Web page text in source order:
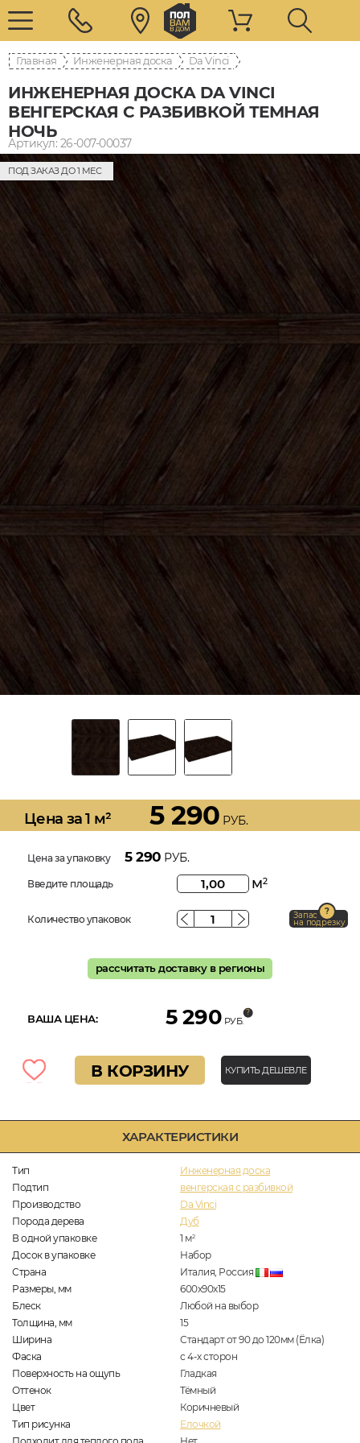
Главная Инженерная доска Da Vinci
ИНЖЕНЕРНАЯ ДОСКА DA VINCI
ВЕНГЕРСКАЯ С РАЗБИВКОЙ ТЕМНАЯ
НОЧЬ
Артикул: 26-007-00037
ХАРАКТЕРИСТИКИ
Тип
Инженерная доска
Подтип
венгерская с разбивкой
Производство
Da Vinci
Порода дерева
Дуб
В одной упаковке
1 м2
Досок в упаковке
Набор
Страна
Италия, Россия
Размеры, мм
600x90x15
Блеск
Любой на выбор
Толщина, мм
15
Ширина
Стандарт от 90 до 120мм (Ёлка)
Фаска
с 4-х сторон
Поверхность на ощупь
Гладкая
Оттенок
Тёмный
Цвет
Коричневый
Тип рисунка
Елочкой
ПОД ЗАКАЗ ДО 1 МЕС
Цена за 1 м² 5 290 РУБ.
Цена за упаковку 5 290 РУБ.
Введите площадь м2
Количество упаковок Запас
на подрезку
рассчитать доставку в регионы
ВАША ЦЕНА: 5 290 РУБ.
В КОРЗИНУ КУПИТЬ ДЕШЕВЛЕ